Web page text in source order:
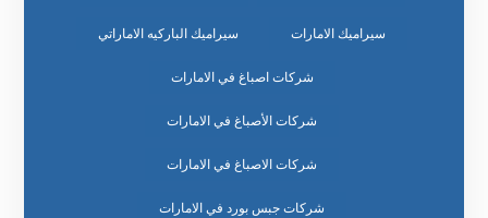
سيراميك الامارات سيراميك الباركيه الاماراتي
شركات اصباغ في الامارات
شركات الأصباغ في الامارات
شركات الاصباغ في الامارات
شركات جبس بورد في الامارات